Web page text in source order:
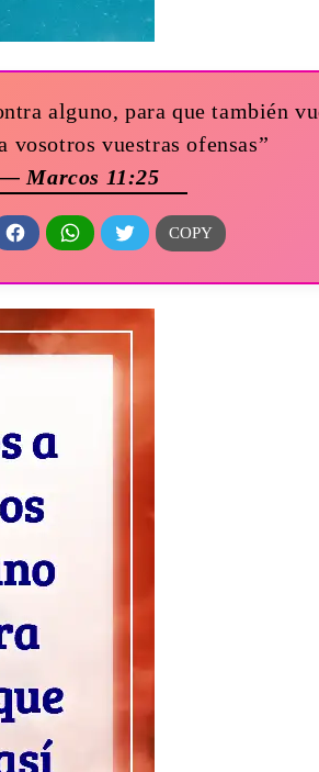
alguno, para que también
vosotros vuestras ofensas”
Marcos 11:25